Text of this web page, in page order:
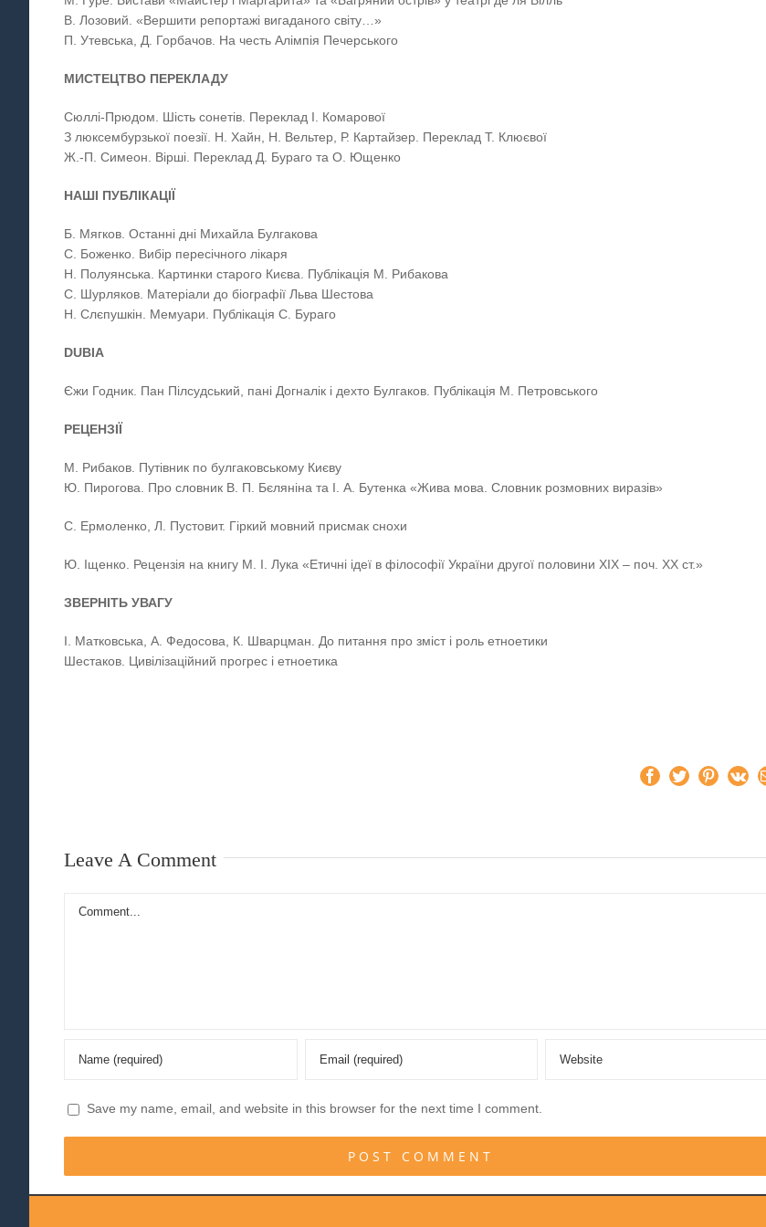
В. Лозовий. «Вершити репортажі вигаданого світу…»
П. Утевська, Д. Горбачов. На честь Алімпія Печерського
МИСТЕЦТВО ПЕРЕКЛАДУ
Сюллі-Прюдом. Шість сонетів. Переклад І. Комарової
З люксембурзької поезії. Н. Хайн, Н. Вельтер, Р. Картайзер. Переклад Т. Клюєвої
Ж.-П. Симеон. Вірші. Переклад Д. Бураго та О. Ющенко
НАШІ ПУБЛІКАЦІЇ
Б. Мягков. Останні дні Михайла Булгакова
С. Боженко. Вибір пересічного лікаря
Н. Полуянська. Картинки старого Києва. Публікація М. Рибакова
С. Шурляков. Матеріали до біографії Льва Шестова
Н. Слєпушкін. Мемуари. Публікація С. Бураго
DUBIA
Єжи Годник. Пан Пілсудський, пані Догналік і дехто Булгаков. Публікація М. Петровського
РЕЦЕНЗІЇ
М. Рибаков. Путівник по булгаковському Києву
Ю. Пирогова. Про словник В. П. Бєляніна та І. А. Бутенка «Жива мова. Словник розмовних виразів»
С. Ермоленко, Л. Пустовит. Гіркий мовний присмак снохи
Ю. Іщенко. Рецензія на книгу М. І. Лука «Етичні ідеї в філософії України другої половини XIX – поч. XX ст.»
ЗВЕРНІТЬ УВАГУ
І. Матковська, А. Федосова, К. Шварцман. До питання про зміст і роль етноетики
Шестаков. Цивілізаційний прогрес і етноетика
Facebook
TwitterPinterest
Vk
Leave A Comment
Save my name, email, and website in this browser for the next time I comment.